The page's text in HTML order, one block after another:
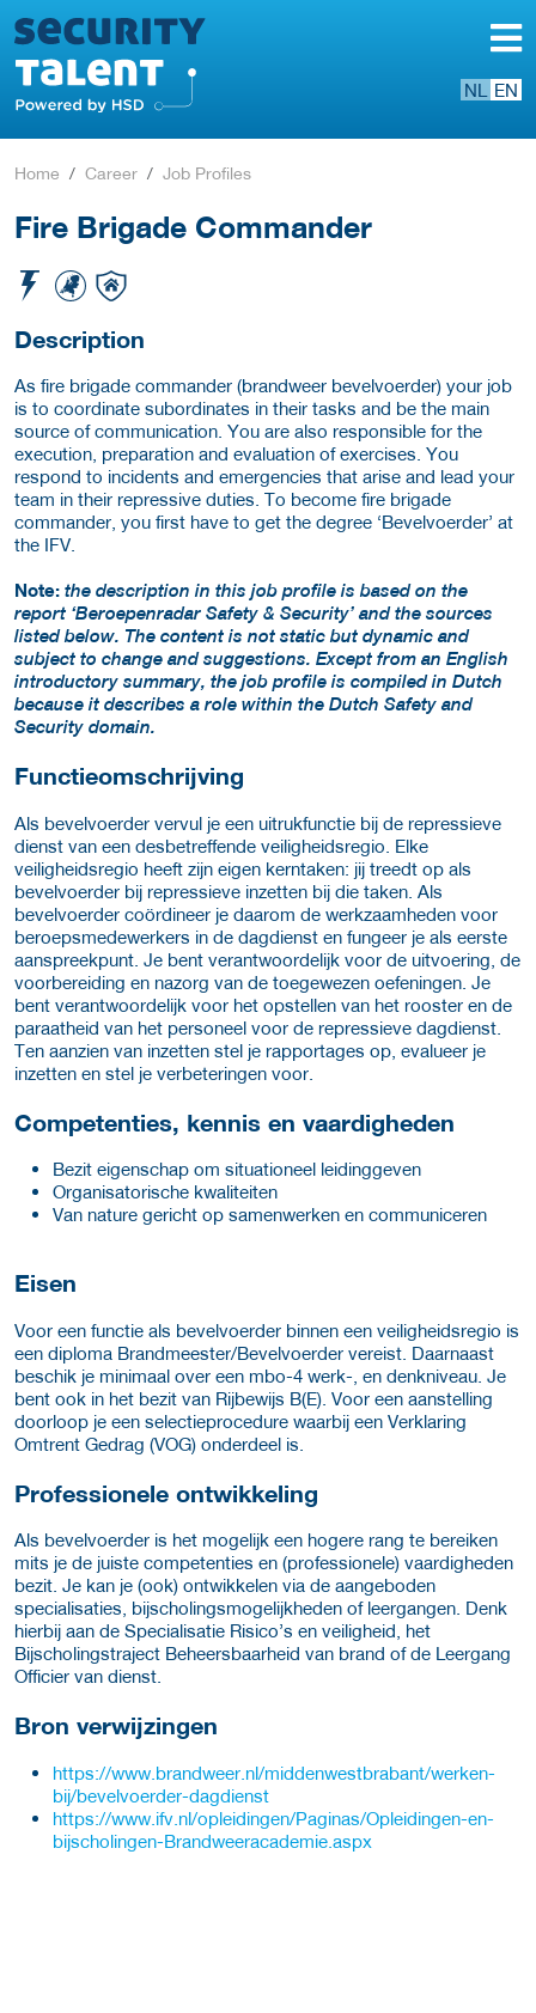
NL EN
Home Career Job Profiles
Fire Brigade Commander
Description
As fire brigade commander (brandweer bevelvoerder) your job
is to coordinate subordinates in their tasks and be the main
source of communication. You are also responsible for the
execution, preparation and evaluation of exercises. You
respond to incidents and emergencies that arise and lead your
team in their repressive duties. To become fire brigade
commander, you first have to get the degree ‘Bevelvoerder’ at
the IFV.
Note: the description in this job profile is based on the
report ‘Beroepenradar Safety & Security’ and the sources
listed below. The content is not static but dynamic and
subject to change and suggestions. Except from an English
introductory summary, the job profile is compiled in Dutch
because it describes a role within the Dutch Safety and
Security domain.
Functieomschrijving
Als bevelvoerder vervul je een uitrukfunctie bij de repressieve
dienst van een desbetreffende veiligheidsregio. Elke
veiligheidsregio heeft zijn eigen kerntaken: jij treedt op als
bevelvoerder bij repressieve inzetten bij die taken. Als
bevelvoerder coördineer je daarom de werkzaamheden voor
beroepsmedewerkers in de dagdienst en fungeer je als eerste
aanspreekpunt. Je bent verantwoordelijk voor de uitvoering, de
voorbereiding en nazorg van de toegewezen oefeningen. Je
bent verantwoordelijk voor het opstellen van het rooster en de
paraatheid van het personeel voor de repressieve dagdienst.
Ten aanzien van inzetten stel je rapportages op, evalueer je
inzetten en stel je verbeteringen voor.
Competenties, kennis en vaardigheden
Bezit eigenschap om situationeel leidinggeven
Organisatorische kwaliteiten
Van nature gericht op samenwerken en communiceren
Eisen
Voor een functie als bevelvoerder binnen een veiligheidsregio is
een diploma Brandmeester/Bevelvoerder vereist. Daarnaast
beschik je minimaal over een mbo-4 werk-, en denkniveau. Je
bent ook in het bezit van Rijbewijs B(E). Voor een aanstelling
doorloop je een selectieprocedure waarbij een Verklaring
Omtrent Gedrag (VOG) onderdeel is.
Professionele ontwikkeling
Als bevelvoerder is het mogelijk een hogere rang te bereiken
mits je de juiste competenties en (professionele) vaardigheden
bezit. Je kan je (ook) ontwikkelen via de aangeboden
specialisaties, bijscholingsmogelijkheden of leergangen. Denk
hierbij aan de Specialisatie Risico’s en veiligheid, het
Bijscholingstraject Beheersbaarheid van brand of de Leergang
Officier van dienst.
Bron verwijzingen
https://www.brandweer.nl/middenwestbrabant/werken-
bij/bevelvoerder-dagdienst
https://www.ifv.nl/opleidingen/Paginas/Opleidingen-en-
bijscholingen-Brandweeracademie.aspx